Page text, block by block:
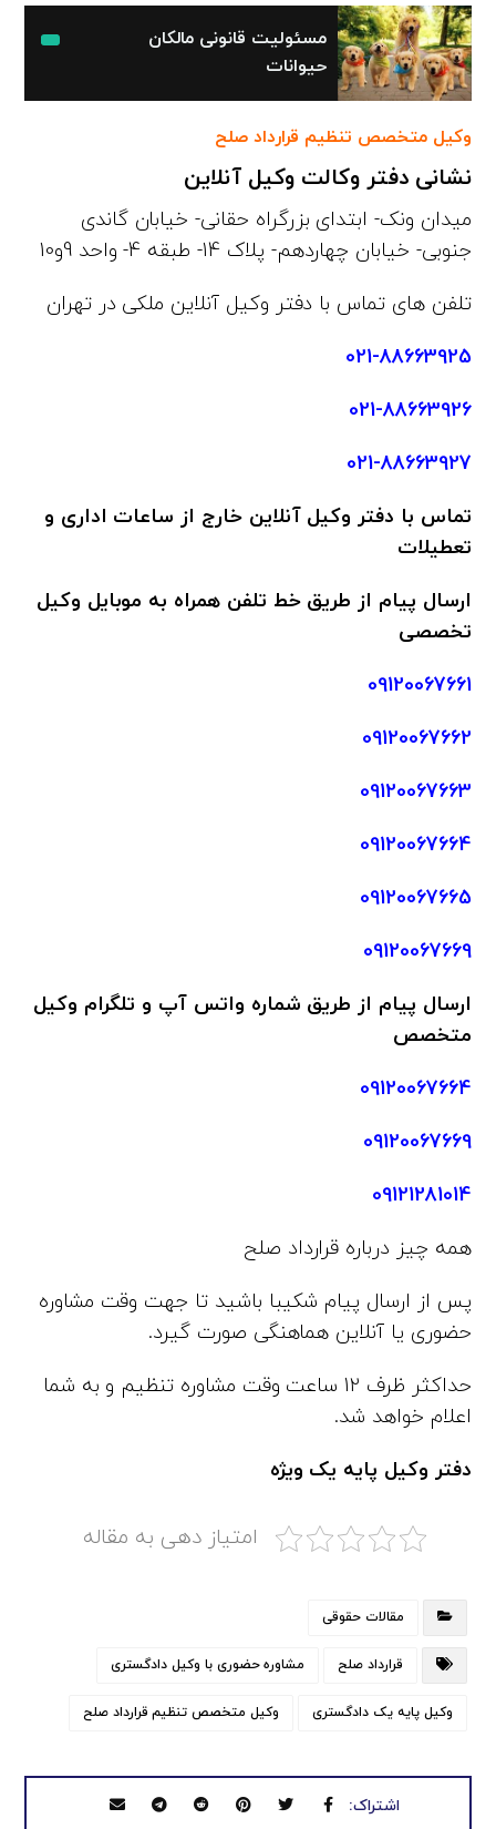
مسئولیت قانونی مالکان
حیوانات
وکیل متخصص تنظیم قرارداد صلح
نشانی دفتر وکالت وکیل آنلاین
میدان ونک- ابتدای بزرگراه حقانی- خیابان گاندی
جنوبی- خیابان چهاردهم- پلاک 14- طبقه 4- واحد 9و10
تلفن های تماس با دفتر وکیل آنلاین ملکی در تهران
021-88663925
021-88663926
021-88663927
تماس با دفتر وکیل آنلاین خارج از ساعات اداری و
تعطیلات
ارسال پیام از طریق خط تلفن همراه به موبایل وکیل
تخصصی
09120067661
09120067662
09120067663
09120067664
09120067665
09120067669
ارسال پیام از طریق شماره واتس آپ و تلگرام وکیل
متخصص
09120067664
09120067669
09121281014
همه چیز درباره قرارداد صلح
پس از ارسال پیام شکیبا باشید تا جهت وقت مشاوره
حضوری یا آنلاین هماهنگی صورت گیرد.
حداکثر ظرف 12 ساعت وقت مشاوره تنظیم و به شما
اعلام خواهد شد.
دفتر وکیل پایه یک ویژه
امتیاز دهی به مقاله
مقالات حقوقی
قرارداد صلح مشاوره حضوری با وکیل دادگستری
وکیل پایه یک دادگستری وکیل متخصص تنظیم قرارداد صلح